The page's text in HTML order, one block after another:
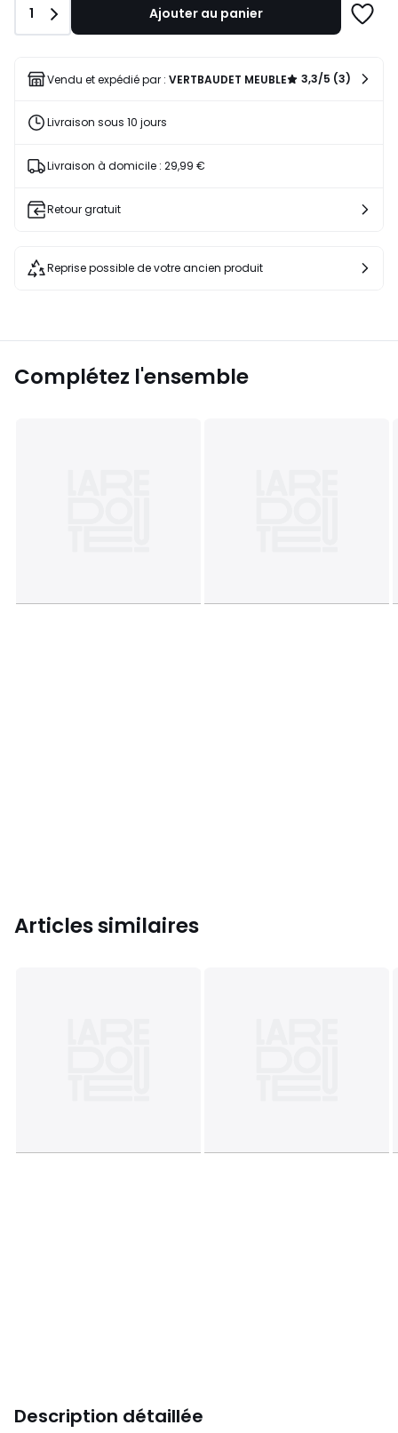
Quantité
1 Ajouter au panier
liste
Vendu et expédié par : VERTBAUDET MEUBLE 3,3/5 (3)
Livraison sous 10 jours
Livraison à domicile : 29,99 €
Retour gratuit
Reprise possible de votre ancien produit
Complétez l'ensemble
Articles similaires
Description détaillée